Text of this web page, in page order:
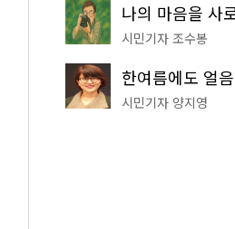
시민기자 조수봉
시민기자 양지영